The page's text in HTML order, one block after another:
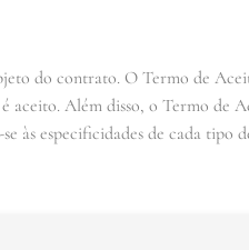
do contrato. O Termo de
Além disso, o Termo de
às especificidades de cada tipo